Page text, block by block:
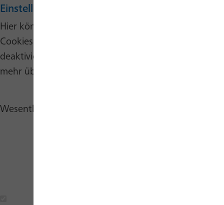
Einstellungen bearbeiten
Hier können Sie verschiedene Kategorien von
Cookies auf dieser Website auswählen oder
deaktivieren. Per Klick auf das Info-Icon können Sie
mehr über die verschiedenen Cookies erfahren.
Wesentliche Cookies